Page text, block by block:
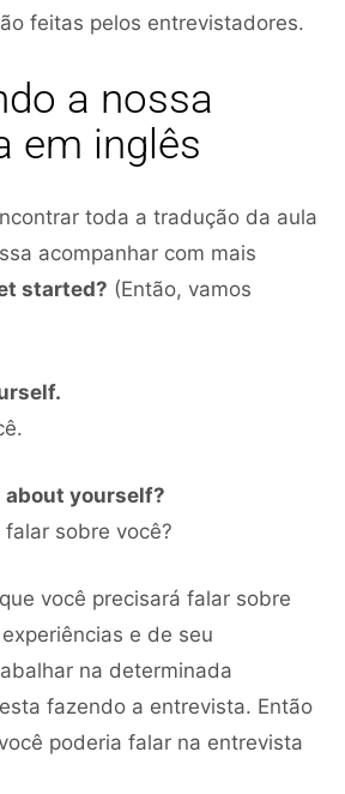
feitas pelos entrevistadores.
a nossa
em inglês
toda a tradução da aula
acompanhar com mais
started? (Então, vamos
about yourself?
sobre você?
você precisará falar sobre
e de seu
na determinada
fazendo a entrevista. Então
poderia falar na entrevista